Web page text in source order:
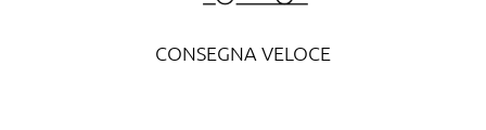
CONSEGNA VELOCE